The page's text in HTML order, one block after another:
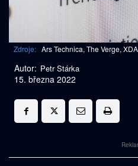
Zdroje: Ars Technica, The Verge,
Autor: Petr Stárka
15. března 2022